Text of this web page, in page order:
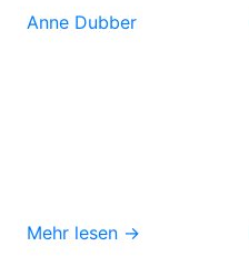
Anne Dubber
Mehr lesen →